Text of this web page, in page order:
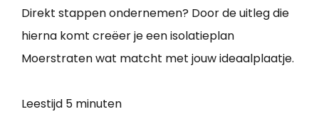
Direkt stappen ondernemen? Door de uitleg die
hierna komt creëer je een isolatieplan
Moerstraten wat matcht met jouw ideaalplaatje.
Leestijd 5 minuten